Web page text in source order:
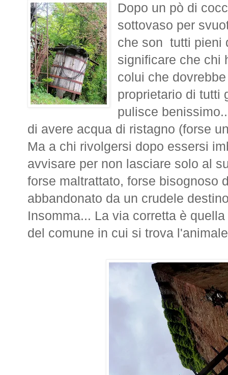
Dopo un pò di
sottovaso per
che son tutti pieni
significare che chi
colui che
proprietario di tutti
pulisce
di avere acqua di ristagno (forse
Ma a chi rivolgersi dopo essersi
avvisare per non lasciare solo al
forse maltrattato, forse bisognoso
abbandonato da un crudele
Insomma... La via corretta è
del comune in cui si trova